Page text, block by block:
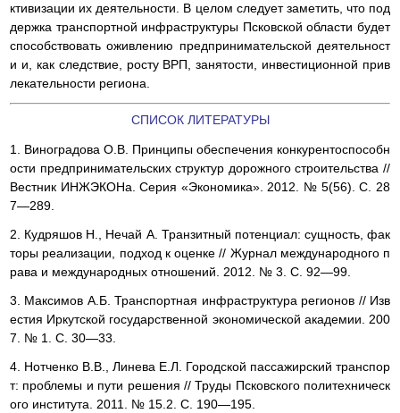
ктивизации их деятельности. В целом следует заметить, что под
держка транспортной инфраструктуры Псковской области будет
способствовать оживлению предпринимательской деятельност
и и, как следствие, росту ВРП, занятости, инвестиционной прив
лекательности региона.
СПИСОК ЛИТЕРАТУРЫ
1. Виноградова О.В. Принципы обеспечения конкурентоспособн
ости предпринимательских структур дорожного строительства //
Вестник ИНЖЭКОНа. Серия «Экономика». 2012. № 5(56). С. 28
7—289.
2. Кудряшов Н., Нечай А. Транзитный потенциал: сущность, фак
торы реализации, подход к оценке // Журнал международного п
рава и международных отношений. 2012. № 3. С. 92—99.
3. Максимов А.Б. Транспортная инфраструктура регионов // Изв
естия Иркутской государственной экономической академии. 200
7. № 1. С. 30—33.
4. Нотченко В.В., Линева Е.Л. Городской пассажирский транспор
т: проблемы и пути решения // Труды Псковского политехническ
ого института. 2011. № 15.2. С. 190—195.